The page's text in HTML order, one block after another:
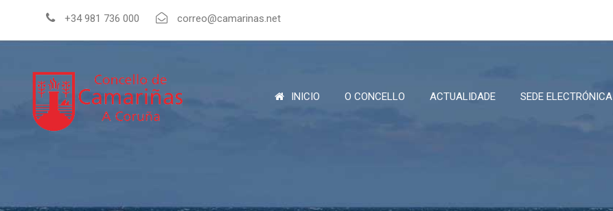
+34 981 736 000 correo@camarinas.net
INICIO O CONCELLO ACTUALIDADE SEDE ELECTRÓNICA